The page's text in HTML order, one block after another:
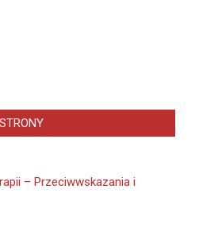
STRONY
– Przeciwwskazania i